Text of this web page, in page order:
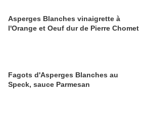
Asperges Blanches vinaigrette à
l'Orange et Oeuf dur de Pierre Chomet
Fagots d'Asperges Blanches au
Speck, sauce Parmesan